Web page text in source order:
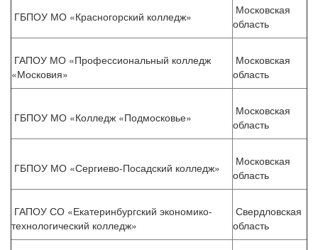
ГБПОУ МО «Красногорский колледж»
Московская
область
ГАПОУ МО «Профессиональный колледж
«Московия»
Московская
область
ГБПОУ МО «Колледж «Подмосковье»
Московская
область
ГБПОУ МО «Сергиево-Посадский колледж»
Московская
область
ГАПОУ СО «Екатеринбургский экономико-
технологический колледж»
Свердловская
область